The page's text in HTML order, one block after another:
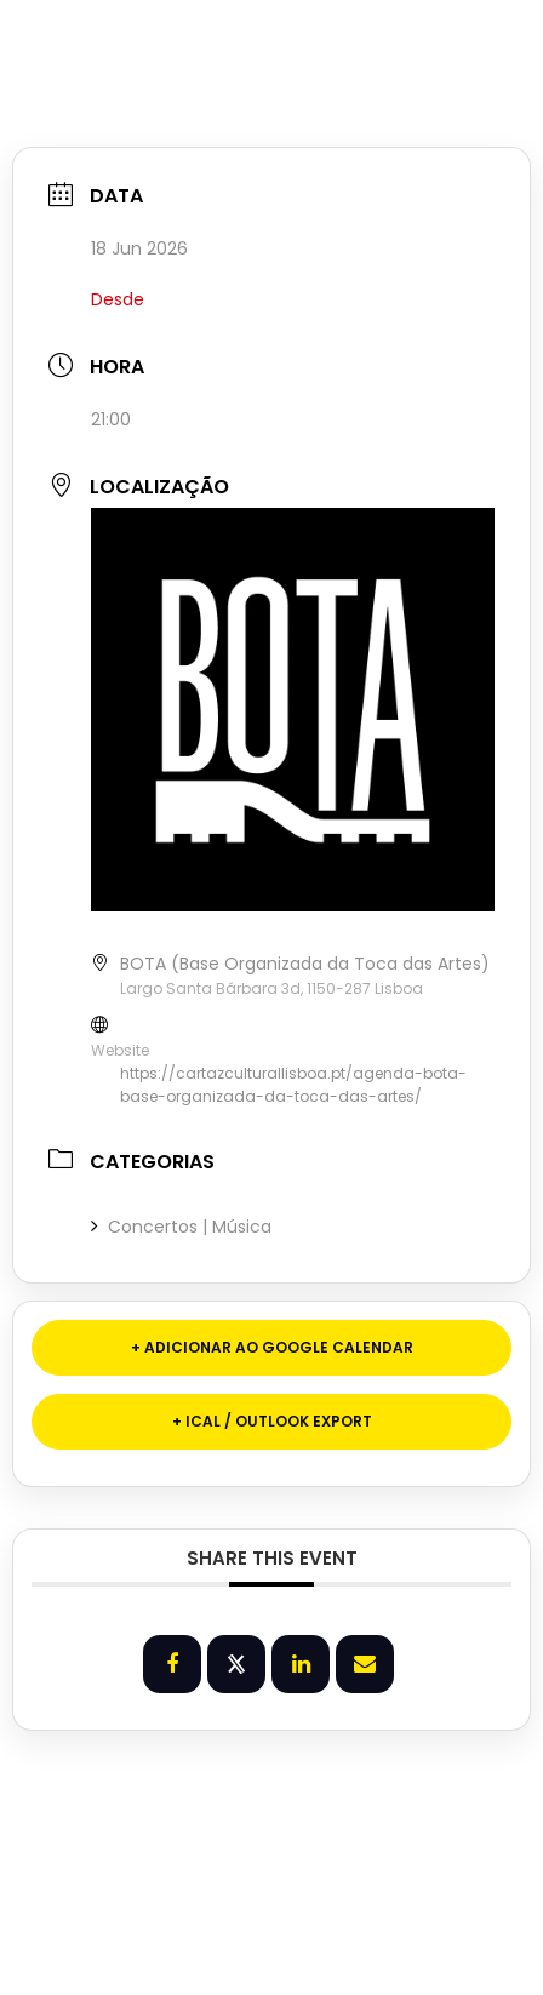
DATA
18 Jun 2026
Desde
HORA
21:00
LOCALIZAÇÃO
BOTA (Base Organizada da Toca das Artes)
Largo Santa Bárbara 3d, 1150-287 Lisboa
Website
https://cartazculturallisboa.pt/agenda-bota-
base-organizada-da-toca-das-artes/
CATEGORIAS
Concertos | Música
+ ADICIONAR AO GOOGLE CALENDAR
+ ICAL / OUTLOOK EXPORT
SHARE THIS EVENT